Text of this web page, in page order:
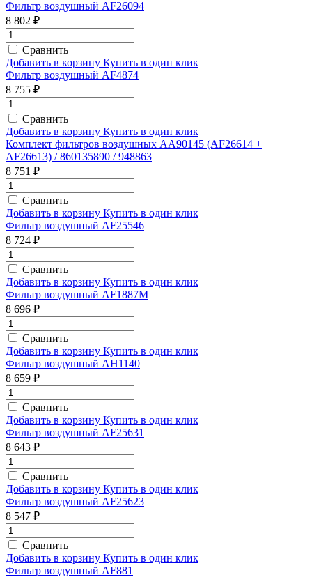
Фильтр воздушный AF26094
8 802 ₽
Сравнить
Добавить в корзину Купить в один клик
Фильтр воздушный AF4874
8 755 ₽
Сравнить
Добавить в корзину Купить в один клик
Комплект фильтров воздушных AA90145 (AF26614 +
AF26613) / 860135890 / 948863
8 751 ₽
Сравнить
Добавить в корзину Купить в один клик
Фильтр воздушный AF25546
8 724 ₽
Сравнить
Добавить в корзину Купить в один клик
Фильтр воздушный AF1887M
8 696 ₽
Сравнить
Добавить в корзину Купить в один клик
Фильтр воздушный AH1140
8 659 ₽
Сравнить
Добавить в корзину Купить в один клик
Фильтр воздушный AF25631
8 643 ₽
Сравнить
Добавить в корзину Купить в один клик
Фильтр воздушный AF25623
8 547 ₽
Сравнить
Добавить в корзину Купить в один клик
Фильтр воздушный AF881